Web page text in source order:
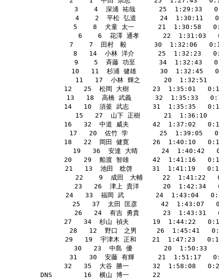
3    4  深浦 祐哉      25  1:29:33
4    2  平松 弘道      24
5    8  犬童 太一      21
6    6  花澤 通孝      22  1:31:03
7    7  田村　毅       30
8   14  小林 洋介      25
9    5  斉藤 功至      34  1:32:43
10   11  杉浦 健雄      30
11   17  小林 輝之      20  1:32:51
12   25  松岡 大樹      23
13   18  高橋 武義      32
14   10  須釜 武志      31
15   27  山下 正樹      21  1:36:10
16   32  中道 威夫      42
17   20  佐竹 学        25  1:39:05
18   22  岡田 健寛      26
19   36  安達 大晴      24
20   29  船渡 智雄      42
21   13  池田　稔啓     31
22    9  成田　大輔     22  1:41:22
23   26  津上 貴洋      20  1:42:34
24   33  福岡 武        24
25   37  太田 匡彦      42
26   24  有吉 勇貴      23  1:43:31
27   34  杉山 禎夫      19
28   12  野口　之男     26
29   19  宇津木 正和    21
30   23  中島 優        20  1:50:33
31   30  安藤 有輝      21
32   35  大谷 勝一      32
DNS